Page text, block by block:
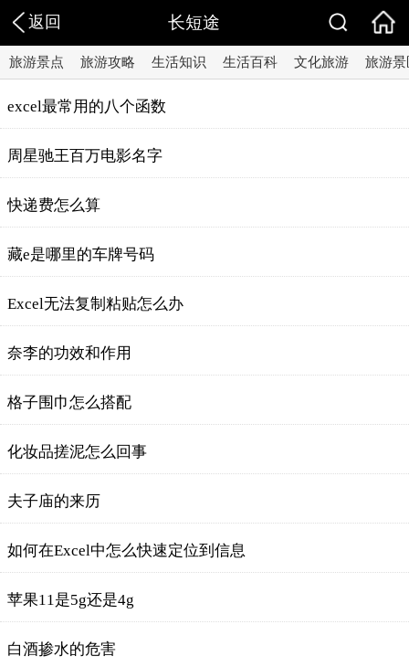
返回 长短途
旅游景点 旅游攻略 生活知识 生活百科 文化旅游 旅游景
excel最常用的八个函数
周星驰王百万电影名字
快递费怎么算
藏e是哪里的车牌号码
Excel无法复制粘贴怎么办
奈李的功效和作用
格子围巾怎么搭配
化妆品搓泥怎么回事
夫子庙的来历
如何在Excel中怎么快速定位到信息
苹果11是5g还是4g
白酒掺水的危害